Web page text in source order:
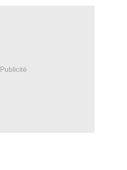
Publicité